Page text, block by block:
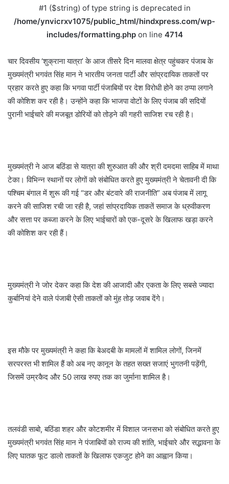
#1 ($string) of type string is deprecated in
/home/ynvicrxv1075/public_html/hindxpress.com/wp-
includes/formatting.phpon line 4714
चार दिवसीय ‘शुक्राना यात्रा’ के आज तीसरे दिन मालवा क्षेत्र पहुंचकर पंजाब के
मुख्यमंत्री भगवंत सिंह मान ने भारतीय जनता पार्टी और सांप्रदायिक ताकतों पर
प्रहार करते हुए कहा कि भगवा पार्टी पंजाबियों पर देश विरोधी होने का ठप्पा लगाने
की कोशिश कर रही है। उन्होंने कहा कि भाजपा वोटों के लिए पंजाब की सदियों
पुरानी भाईचारे की मजबूत डोरियों को तोड़ने की गहरी साजिश रच रही है।
मुख्यमंत्री ने आज बठिंडा से यात्रा की शुरुआत की और श्री दमदमा साहिब में माथा
टेका। विभिन्न स्थानों पर लोगों को संबोधित करते हुए मुख्यमंत्री ने चेतावनी दी कि
पश्चिम बंगाल में शुरू की गई “डर और बंटवारे की राजनीति” अब पंजाब में लागू
करने की साजिश रची जा रही है, जहां सांप्रदायिक ताकतें समाज के ध्रुवीकरण
और सत्ता पर कब्जा करने के लिए भाईचारों को एक-दूसरे के खिलाफ खड़ा करने
की कोशिश कर रही हैं।
मुख्यमंत्री ने जोर देकर कहा कि देश की आजादी और एकता के लिए सबसे ज्यादा
कुर्बानियां देने वाले पंजाबी ऐसी ताकतों को मुंह तोड़ जवाब देंगे।
इस मौके पर मुख्यमंत्री ने कहा कि बेअदबी के मामलों में शामिल लोगों, जिनमें
सरपरस्त भी शामिल हैं को अब नए कानून के तहत सख्त सजाएं भुगतनी पड़ेंगी,
जिसमें उम्रकैद और 50 लाख रुपए तक का जुर्माना शामिल है।
तलवंडी साबो, बठिंडा शहर और कोटशमीर में विशाल जनसभा को संबोधित करते हुए
मुख्यमंत्री भगवंत सिंह मान ने पंजाबियों को राज्य की शांति, भाईचारे और सद्भावना के
लिए घातक फूट डालो ताकतों के खिलाफ एकजुट होने का आह्वान किया।